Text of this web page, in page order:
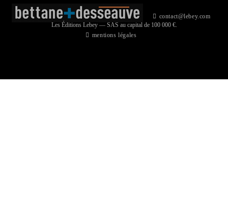
contact@lebey.com
mentions légales
Les Éditions Lebey — SAS au capital de 100 000 €.